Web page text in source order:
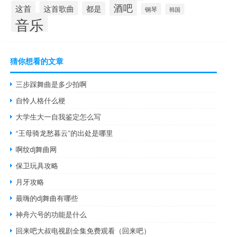
这首 这首歌曲 都是 酒吧 钢琴 韩国
音乐
猜你想看的文章
三步踩舞曲是多少拍啊
自怜人格什么梗
大学生大一自我鉴定怎么写
“王母骑龙愁暮云”的出处是哪里
啊纹dj舞曲网
保卫玩具攻略
月牙攻略
最嗨的dj舞曲有哪些
神舟六号的功能是什么
回来吧大叔电视剧全集免费观看（回来吧）